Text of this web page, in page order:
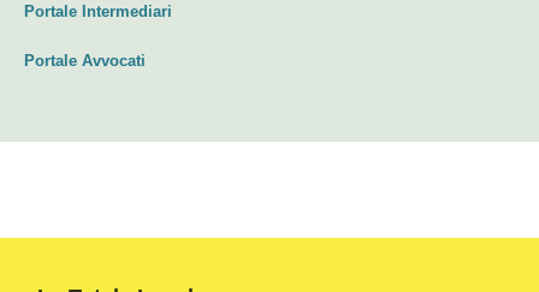
Portale Intermediari
Portale Avvocati